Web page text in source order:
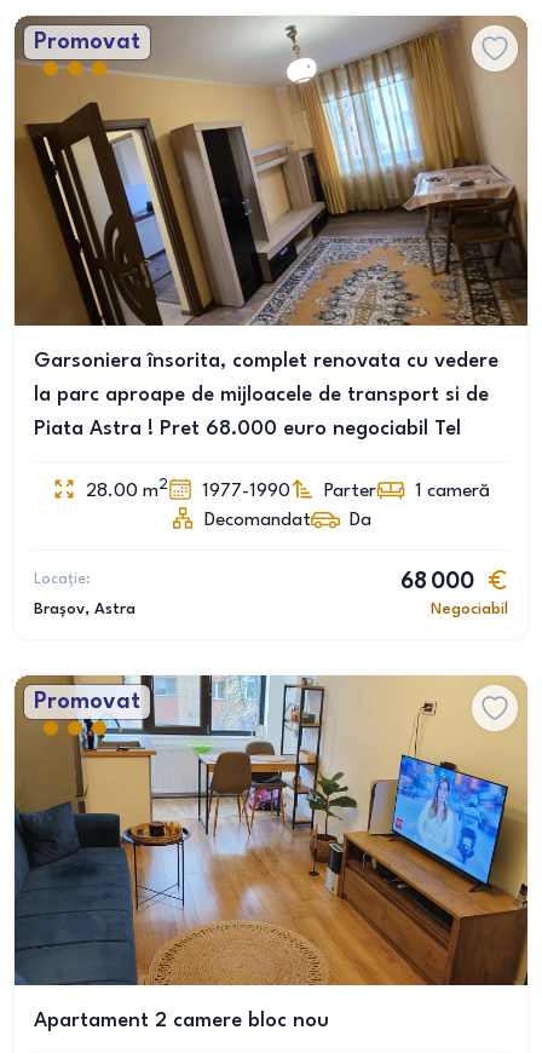
Promovat
Garsoniera însorita, complet renovata cu vedere
la parc aproape de mijloacele de transport si de
Piata Astra ! Pret 68.000 euro negociabil Tel
28.00 m2 1977-1990 Parter 1 cameră
Decomandat
Da
Locație:
Brașov, Astra
68 000
Negociabil
Promovat
Apartament 2 camere bloc nou